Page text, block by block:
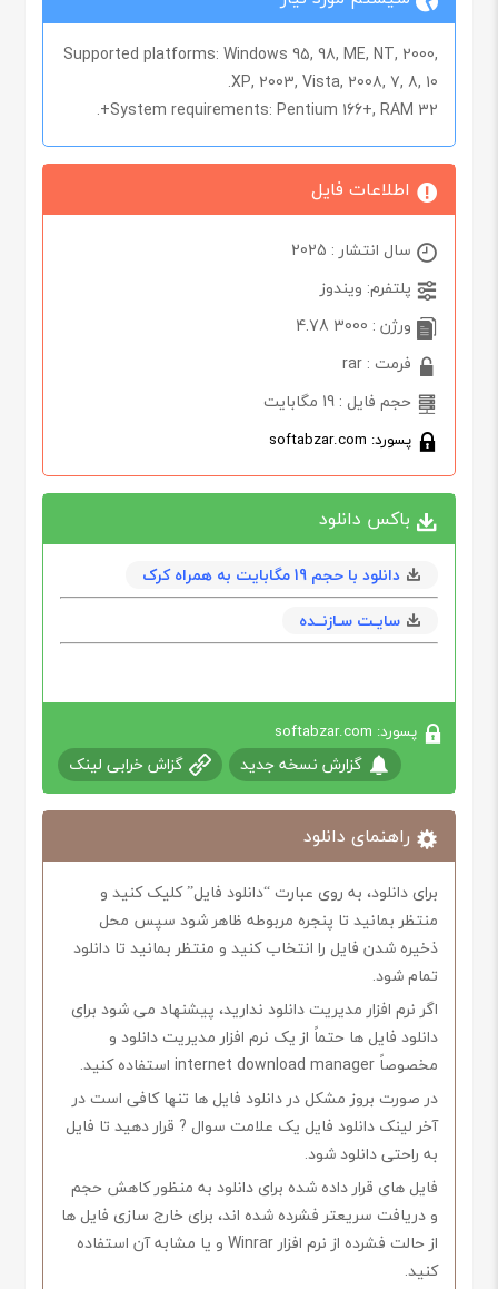
Supported platforms: Windows 95, 98, ME, NT, 2000,
XP, 2003, Vista, 2008, 7, 8, 10.
System requirements: Pentium 166+, RAM 32+.
اطلاعات فایل
سال انتشار : 2025
پلتفرم: ویندوز
ورژن : 3000 4.78
فرمت : rar
حجم فایل : 19 مگابایت
پسورد: softabzar.com
باکس دانلود
دانلود با حجم 19 مگابایت به همراه کرک
سایـت سـازنــده
پسورد: softabzar.com
گزارش نسخه جدید گزاش خرابی لینک
راهنمای دانلود
برای دانلود، به روی عبارت “دانلود فایل” کلیک کنید و
منتظر بمانید تا پنجره مربوطه ظاهر شود سپس محل
ذخیره شدن فایل را انتخاب کنید و منتظر بمانید تا دانلود
تمام شود.
اگر نرم افزار مدیریت دانلود ندارید، پیشنهاد می شود برای
دانلود فایل ها حتماً از یک نرم افزار مدیریت دانلود و
مخصوصاً internet download manager استفاده کنید.
در صورت بروز مشکل در دانلود فایل ها تنها کافی است در
آخر لینک دانلود فایل یک علامت سوال ? قرار دهید تا فایل
به راحتی دانلود شود.
فایل های قرار داده شده برای دانلود به منظور کاهش حجم
و دریافت سریعتر فشرده شده اند، برای خارج سازی فایل ها
از حالت فشرده از نرم افزار Winrar و یا مشابه آن استفاده
کنید.